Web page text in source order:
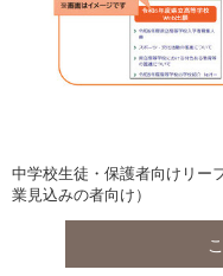
中学校生徒・保護者向けリー
業見込みの者向け）